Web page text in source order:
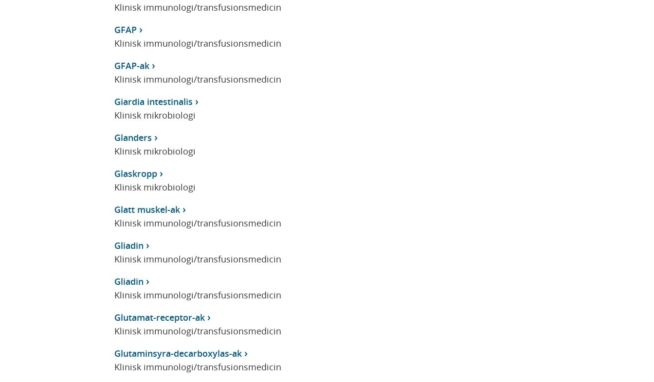
Klinisk immunologi/transfusionsmedicin
GFAP
Klinisk immunologi/transfusionsmedicin
GFAP-ak
Klinisk immunologi/transfusionsmedicin
Giardia intestinalis
Klinisk mikrobiologi
Glanders
Klinisk mikrobiologi
Glaskropp
Klinisk mikrobiologi
Glatt muskel-ak
Klinisk immunologi/transfusionsmedicin
Gliadin
Klinisk immunologi/transfusionsmedicin
Gliadin
Klinisk immunologi/transfusionsmedicin
Glutamat-receptor-ak
Klinisk immunologi/transfusionsmedicin
Glutaminsyra-decarboxylas-ak
Klinisk immunologi/transfusionsmedicin